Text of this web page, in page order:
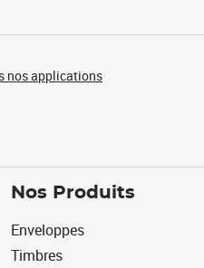
nos applications
Nos Produits
Enveloppes
Timbres